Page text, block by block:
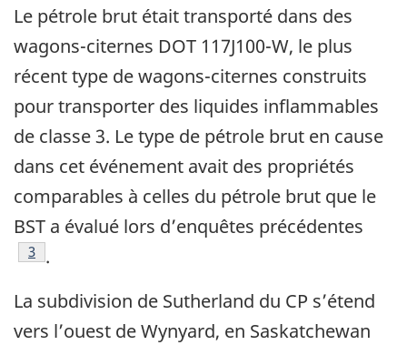
Le pétrole brut était transporté dans des
wagons-citernes DOT 117J100-W, le plus
récent type de wagons-citernes construits
pour transporter des liquides inflammables
de classe 3. Le type de pétrole brut en cause
dans cet événement avait des propriétés
comparables à celles du pétrole brut que le
BST a évalué lors d’enquêtes précédentes
Note de bas de page
3 .
La subdivision de Sutherland du CP s’étend
vers l’ouest de Wynyard, en Saskatchewan